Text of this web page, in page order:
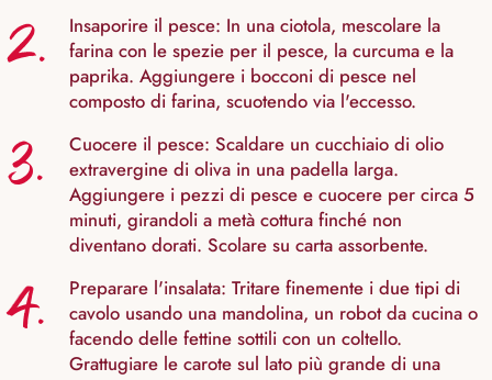
2.
Insaporire il pesce: In una ciotola, mescolare la
farina con le spezie per il pesce, la curcuma e la
paprika. Aggiungere i bocconi di pesce nel
composto di farina, scuotendo via l'eccesso.
3.
Cuocere il pesce: Scaldare un cucchiaio di olio
extravergine di oliva in una padella larga.
Aggiungere i pezzi di pesce e cuocere per circa 5
minuti, girandoli a metà cottura finché non
diventano dorati. Scolare su carta assorbente.
4.
Preparare l'insalata: Tritare finemente i due tipi di
cavolo usando una mandolina, un robot da cucina o
facendo delle fettine sottili con un coltello.
Grattugiare le carote sul lato più grande di una